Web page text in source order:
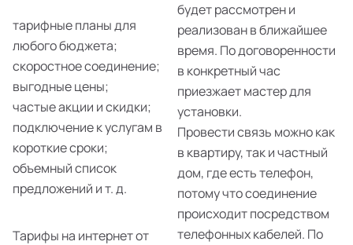
тарифные планы для
любого бюджета;
скоростное соединение;
выгодные цены;
частые акции и скидки;
подключение к услугам в
короткие сроки;
объемный список
предложений и т. д.
Тарифы на интернет от
будет рассмотрен и
реализован в ближайшее
время. По договоренности
в конкретный час
приезжает мастер для
установки.
Провести связь можно как
в квартиру, так и частный
дом, где есть телефон,
потому что соединение
происходит посредством
телефонных кабелей. По